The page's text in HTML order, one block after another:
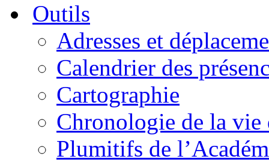
Outils
Adresses et
Calendrier des
Cartographie
Chronologie de la vie
Plumitifs de